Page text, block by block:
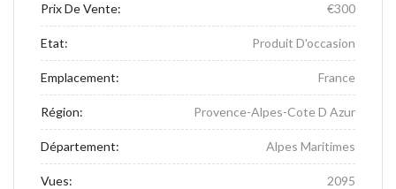
Prix De Vente: €300
Etat: Produit D'occasion
Emplacement: France
Région: Provence-Alpes-Cote D Azur
Département: Alpes Maritimes
Vues: 2095